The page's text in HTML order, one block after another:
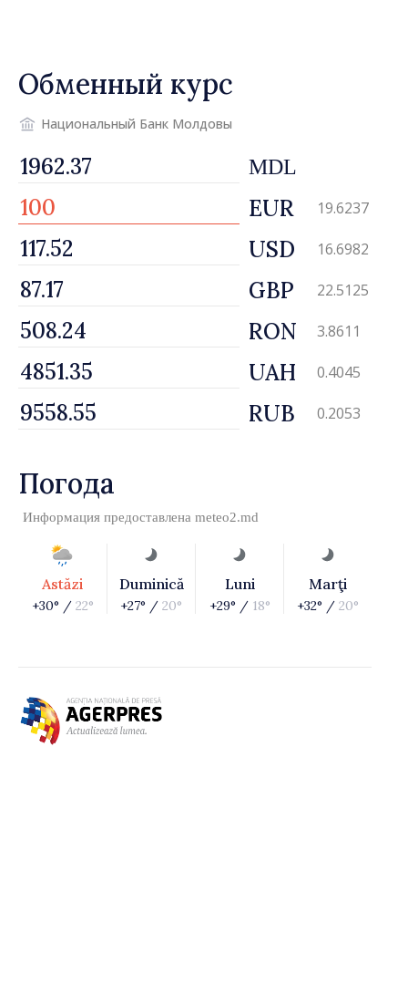
Республики Молдова
Обменный курс
Национальный Банк Молдовы
MDL
EUR 19.6237
USD 16.6982
GBP 22.5125
RON 3.8611
UAH 0.4045
RUB 0.2053
Погода
Информация предоставлена meteo2.md
Astăzi
+30° / 22°
Duminică
+27° / 20°
Luni
+29° / 18°
Marţi
+32° / 20°